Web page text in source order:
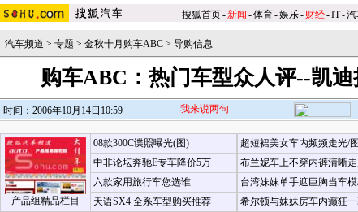
搜狐首页-新闻 -体育-娱乐- 财经-IT-
汽车频道 > 专题 > 金秋十月购车ABC > 导购信息
购车ABC：热门车型众人评--凯迪
时间：2006年10月14日10:59 我来说两句
产品组精品栏目
08款300C谍照曝光(图)
中非论坛奔驰E专车降价5万
六款家用旅行车您选谁
天语SX4 全系车型购买推荐
超短裙美女车内频频走光/图
布兰妮车上不穿内裤清晰走
台湾妹妹单手遮巨胸当车模
希尔顿与妹妹房车内癫狂